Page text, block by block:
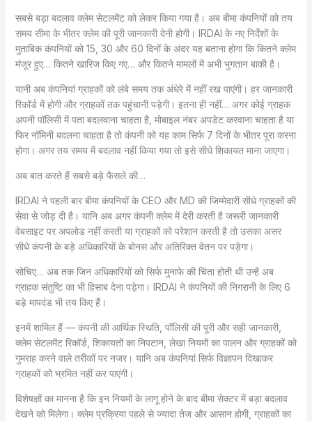
सबसे बड़ा बदलाव क्लेम सेटलमेंट को लेकर किया गया है। अब बीमा कंपनियों को तय
समय सीमा के भीतर क्लेम की पूरी जानकारी देनी होगी। IRDAI के नए निर्देशों के
मुताबिक कंपनियों को 15, 30 और 60 दिनों के अंदर यह बताना होगा कि कितने क्लेम
मंजूर हुए… कितने खारिज किए गए… और कितने मामलों में अभी भुगतान बाकी है।
यानी अब कंपनियां ग्राहकों को लंबे समय तक अंधेरे में नहीं रख पाएंगी। हर जानकारी
रिकॉर्ड में होगी और ग्राहकों तक पहुंचानी पड़ेगी। इतना ही नहीं… अगर कोई ग्राहक
अपनी पॉलिसी में पता बदलवाना चाहता है, मोबाइल नंबर अपडेट करवाना चाहता है या
फिर नॉमिनी बदलना चाहता है तो कंपनी को यह काम सिर्फ 7 दिनों के भीतर पूरा करना
होगा। अगर तय समय में बदलाव नहीं किया गया तो इसे सीधे शिकायत माना जाएगा।
अब बात करते हैं सबसे बड़े फैसले की…
IRDAI ने पहली बार बीमा कंपनियों के CEO और MD की जिम्मेदारी सीधे ग्राहकों की
सेवा से जोड़ दी है। यानि अब अगर कंपनी क्लेम में देरी करती है जरूरी जानकारी
वेबसाइट पर अपलोड नहीं करती या ग्राहकों को परेशान करती है तो उसका असर
सीधे कंपनी के बड़े अधिकारियों के बोनस और अतिरिक्त वेतन पर पड़ेगा।
सोचिए… अब तक जिन अधिकारियों को सिर्फ मुनाफे की चिंता होती थी उन्हें अब
ग्राहक संतुष्टि का भी हिसाब देना पड़ेगा। IRDAI ने कंपनियों की निगरानी के लिए 6
बड़े मापदंड भी तय किए हैं।
इनमें शामिल हैं — कंपनी की आर्थिक स्थिति, पॉलिसी की पूरी और सही जानकारी,
क्लेम सेटलमेंट रिकॉर्ड, शिकायतों का निपटान, लेखा नियमों का पालन और ग्राहकों को
गुमराह करने वाले तरीकों पर नजर। यानि अब कंपनियां सिर्फ विज्ञापन दिखाकर
ग्राहकों को भ्रमित नहीं कर पाएंगी।
विशेषज्ञों का मानना है कि इन नियमों के लागू होने के बाद बीमा सेक्टर में बड़ा बदलाव
देखने को मिलेगा। क्लेम प्रक्रिया पहले से ज्यादा तेज और आसान होगी, ग्राहकों का